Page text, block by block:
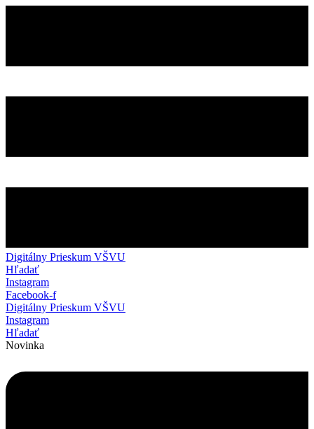
Digitálny Prieskum VŠVU
Hľadať
Instagram
Facebook-f
Digitálny Prieskum VŠVU
Instagram
Hľadať
Novinka